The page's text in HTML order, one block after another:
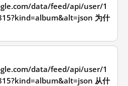
data/feed/api/user/1
为什
data/feed/api/user/1
从什